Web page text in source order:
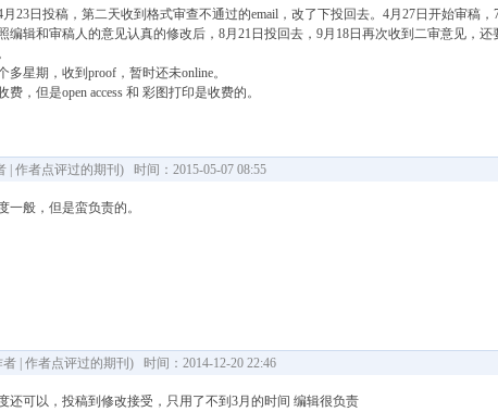
月23日投稿，第二天收到格式审查不通过的email，改了下投回去。4月27日开始审稿
编辑和审稿人的意见认真的修改后，8月21日投回去，9月18日再次收到二审意见，
多星期，收到proof，暂时还未online。
费，但是open access 和 彩图打印是收费的。
| 作者点评过的期刊 ) 时间：2015-05-07 08:55
一般，但是蛮负责的。
者| 作者点评过的期刊 ) 时间：2014-12-20 22:46
还可以，投稿到修改接受，只用了不到3月的时间 编辑很负责